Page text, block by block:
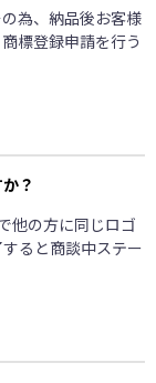
為、納品後お客様
標登録申請を行う
？
他の方に同じロゴ
ると商談中ステー